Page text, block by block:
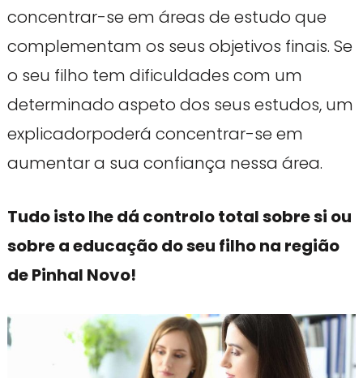
concentrar-se em áreas de estudo que
complementam os seus objetivos finais. Se
o seu filho tem dificuldades com um
determinado aspeto dos seus estudos, um
explicadorpoderá concentrar-se em
aumentar a sua confiança nessa área.
Tudo isto lhe dá controlo total sobre si ou
sobre a educação do seu filho na região
de Pinhal Novo!